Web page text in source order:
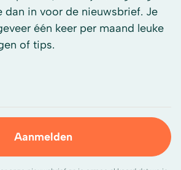
dan in voor de nieuwsbrief. Je
één keer per maand leuke
of tips.
Aanmelden